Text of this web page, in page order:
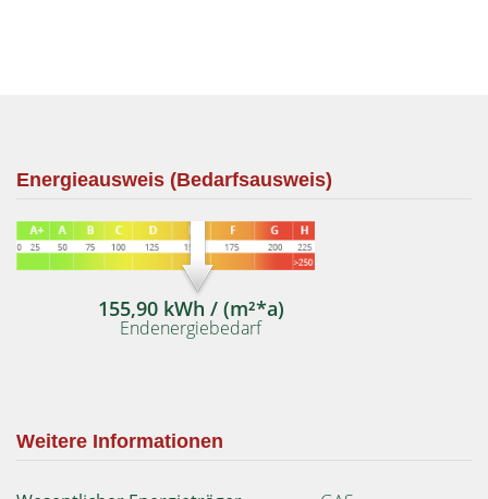
Energieausweis (Bedarfsausweis)
155,90 kWh / (m²*a)
Endenergiebedarf
Weitere Informationen